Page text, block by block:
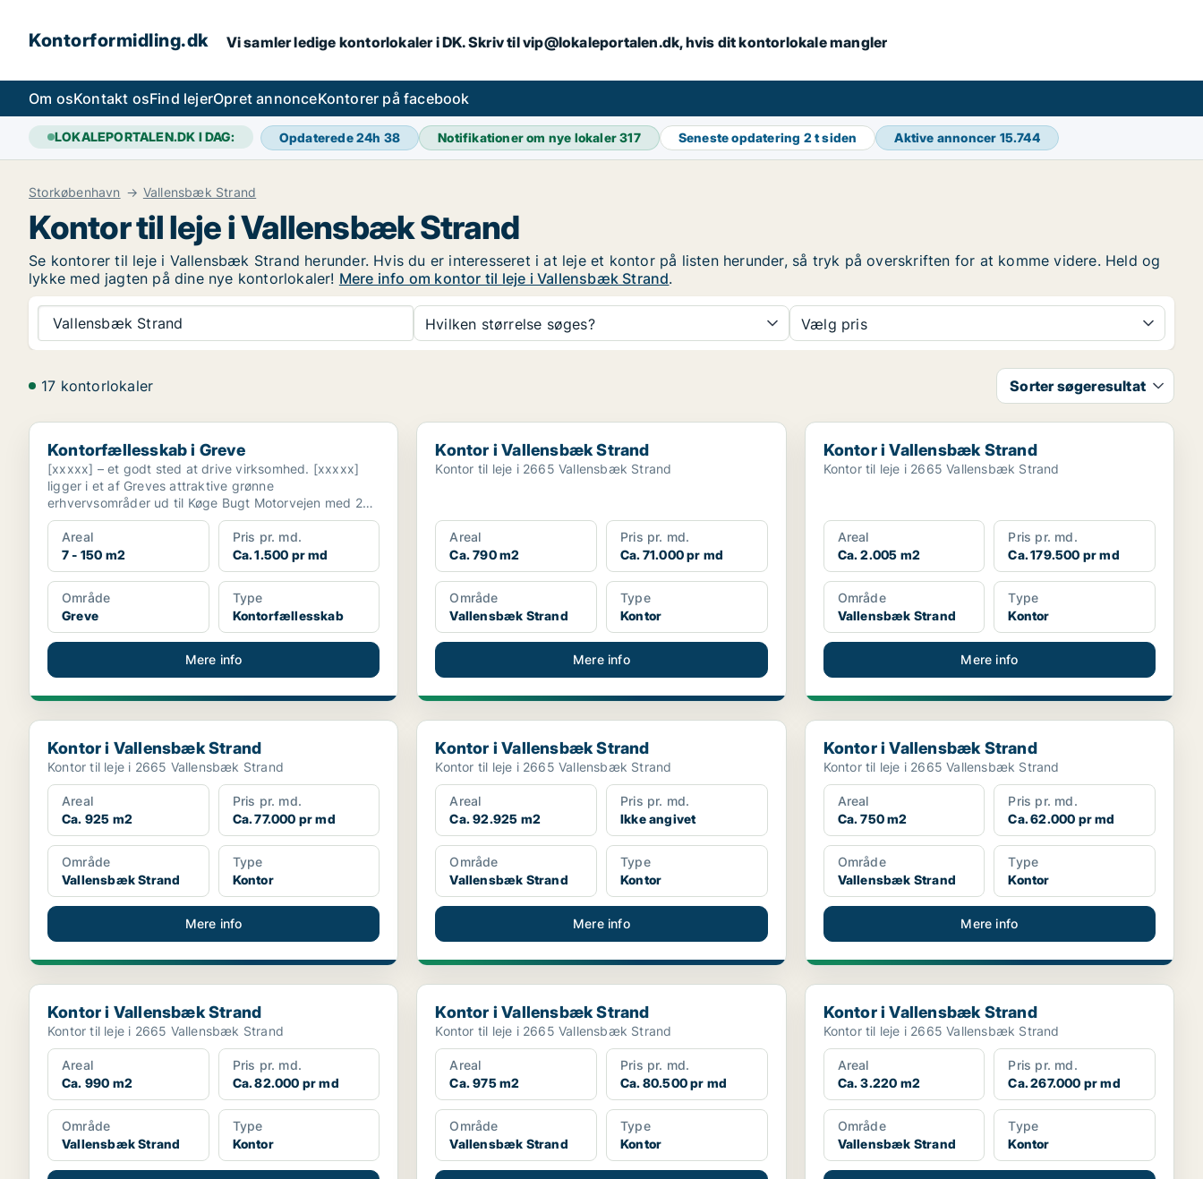
Kontorformidling.dk Vi samler ledige kontorlokaler i DK. Skriv til vip@lokaleportalen.dk, hvis dit kontorlokale mangler
Om osKontakt osFind lejerOpret annonceKontorer på facebook
LOKALEPORTALEN.DK I DAG: Opdaterede 24h 38 Notifikationer om nye lokaler317 Seneste opdatering 2 t siden Aktive annoncer 15.744
Storkøbenhavn Vallensbæk Strand
Kontor til leje i Vallensbæk Strand
Se kontorer til leje i Vallensbæk Strand herunder. Hvis du er interesseret i at leje et kontor på listen herunder, så tryk på overskriften for at komme videre. Held og
lykke med jagten på dine nye kontorlokaler! Mere info om kontor til leje i Vallensbæk Strand.
Vallensbæk Strand Hvilken størrelse søges? Vælg pris
17 kontorlokaler Sorter søgeresultat
Kontorfællesskab i Greve
Kontorfællesskab i Greve
[xxxxx] – et godt sted at drive virksomhed. [xxxxx]
ligger i et af Greves attraktive grønne
erhvervsområder ud til Køge Bugt Motorvejen med 20
minutters kør...
Areal
7 - 150 m2
Pris pr. md.
Ca. 1.500 pr md
Område
Greve
Type
Kontorfællesskab
Mere info
Kontor i Vallensbæk Strand
Kontor i Vallensbæk Strand
Kontor til leje i 2665 Vallensbæk Strand
Areal
Ca. 790 m2
Pris pr. md.
Ca. 71.000 pr md
Område
Vallensbæk Strand
Type
Kontor
Mere info
Kontor i Vallensbæk Strand
Kontor i Vallensbæk Strand
Kontor til leje i 2665 Vallensbæk Strand
Areal
Ca. 2.005 m2
Pris pr. md.
Ca. 179.500 pr md
Område
Vallensbæk Strand
Type
Kontor
Mere info
Kontor i Vallensbæk Strand
Kontor i Vallensbæk Strand
Kontor til leje i 2665 Vallensbæk Strand
Areal
Ca. 925 m2
Pris pr. md.
Ca. 77.000 pr md
Område
Vallensbæk Strand
Type
Kontor
Mere info
Kontor i Vallensbæk Strand
Kontor i Vallensbæk Strand
Kontor til leje i 2665 Vallensbæk Strand
Areal
Ca. 92.925 m2
Pris pr. md.
Ikke angivet
Område
Vallensbæk Strand
Type
Kontor
Mere info
Kontor i Vallensbæk Strand
Kontor i Vallensbæk Strand
Kontor til leje i 2665 Vallensbæk Strand
Areal
Ca. 750 m2
Pris pr. md.
Ca. 62.000 pr md
Område
Vallensbæk Strand
Type
Kontor
Mere info
Kontor i Vallensbæk Strand
Kontor i Vallensbæk Strand
Kontor til leje i 2665 Vallensbæk Strand
Areal
Ca. 990 m2
Pris pr. md.
Ca. 82.000 pr md
Område
Vallensbæk Strand
Type
Kontor
Kontor i Vallensbæk Strand
Kontor i Vallensbæk Strand
Kontor til leje i 2665 Vallensbæk Strand
Areal
Ca. 975 m2
Pris pr. md.
Ca. 80.500 pr md
Område
Vallensbæk Strand
Type
Kontor
Kontor i Vallensbæk Strand
Kontor i Vallensbæk Strand
Kontor til leje i 2665 Vallensbæk Strand
Areal
Ca. 3.220 m2
Pris pr. md.
Ca. 267.000 pr md
Område
Vallensbæk Strand
Type
Kontor